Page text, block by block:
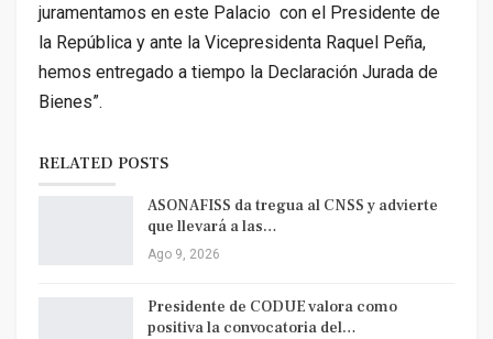
juramentamos en este Palacio con el Presidente de
la República y ante la Vicepresidenta Raquel Peña,
hemos entregado a tiempo la Declaración Jurada de
Bienes”.
RELATED POSTS
ASONAFISS da tregua al CNSS y advierte
que llevará a las…
Ago 9, 2026
Presidente de CODUE valora como
positiva la convocatoria del…